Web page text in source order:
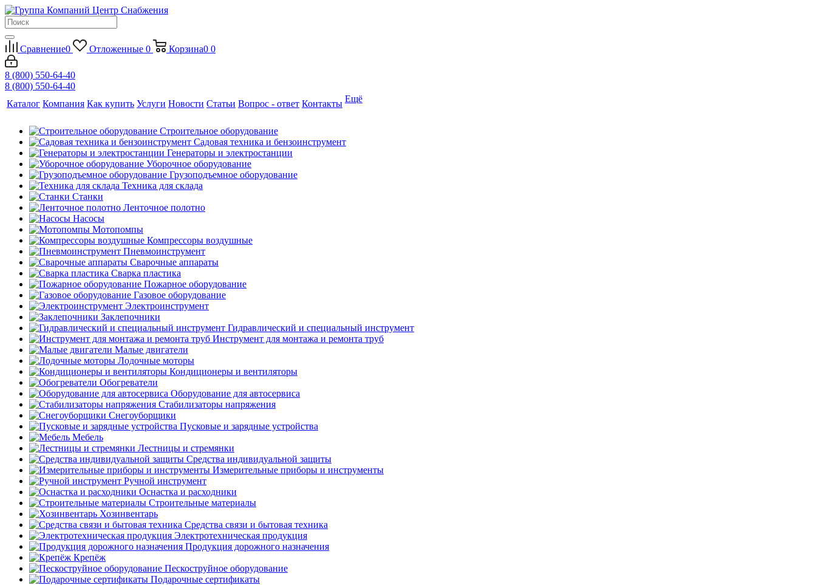
Сравнение0 Отложенные 0 Корзина0 0
8 (800) 550-64-40
8 (800) 550-64-40
Каталог Компания Как купить Услуги Новости Статьи Вопрос - ответ Контакты Ещё
Строительное оборудование
Садовая техника и бензоинструмент
Генераторы и электростанции
Уборочное оборудование
Грузоподъемное оборудование
Техника для склада
Станки
Ленточное полотно
Насосы
Мотопомпы
Компрессоры воздушные
Пневмоинструмент
Сварочные аппараты
Сварка пластика
Пожарное оборудование
Газовое оборудование
Электроинструмент
Заклепочники
Гидравлический и специальный инструмент
Инструмент для монтажа и ремонта труб
Малые двигатели
Лодочные моторы
Кондиционеры и вентиляторы
Обогреватели
Оборудование для автосервиса
Стабилизаторы напряжения
Снегоуборщики
Пусковые и зарядные устройства
Мебель
Лестницы и стремянки
Средства индивидуальной защиты
Измерительные приборы и инструменты
Ручной инструмент
Оснастка и расходники
Строительные материалы
Хозинвентарь
Средства связи и бытовая техника
Электротехническая продукция
Продукция дорожного назначения
Крепёж
Пескоструйное оборудование
Подарочные сертификаты